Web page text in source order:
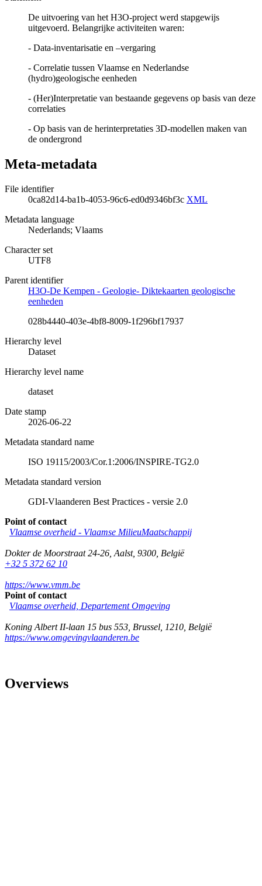
De uitvoering van het H3O-project werd stapgewijs
uitgevoerd. Belangrijke activiteiten waren:
- Data-inventarisatie en –vergaring
- Correlatie tussen Vlaamse en Nederlandse
(hydro)geologische eenheden
- (Her)Interpretatie van bestaande gegevens op basis van deze
correlaties
- Op basis van de herinterpretaties 3D-modellen maken van
de ondergrond
Meta-metadata
File identifier
0ca82d14-ba1b-4053-96c6-ed0d9346bf3c XML
Metadata language
Nederlands; Vlaams
Character set
UTF8
Parent identifier
H3O-De Kempen - Geologie- Diktekaarten geologische
eenheden
028b4440-403e-4bf8-8009-1f296bf17937
Hierarchy level
Dataset
Hierarchy level name
dataset
Date stamp
2026-06-22
Metadata standard name
ISO 19115/2003/Cor.1:2006/INSPIRE-TG2.0
Metadata standard version
GDI-Vlaanderen Best Practices - versie 2.0
Point of contact
Vlaamse overheid - Vlaamse MilieuMaatschappij
Dokter de Moorstraat 24-26 Aalst, 9300 België
+32 5 372 62 10
https://www.vmm.be
Point of contact
Vlaamse overheid, Departement Omgeving
Koning Albert II-laan 15 bus 553 Brussel 1210 België
https://www.omgevingvlaanderen.be
Overviews